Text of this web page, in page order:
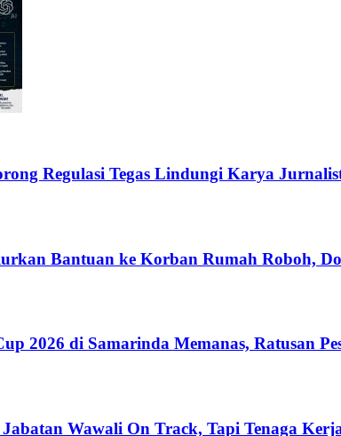
Regulasi Tegas Lindungi Karya
Bantuan ke Korban Rumah Roboh,
2026 di Samarinda Memanas, Ratusan
Wawali On Track, Tapi Tenaga